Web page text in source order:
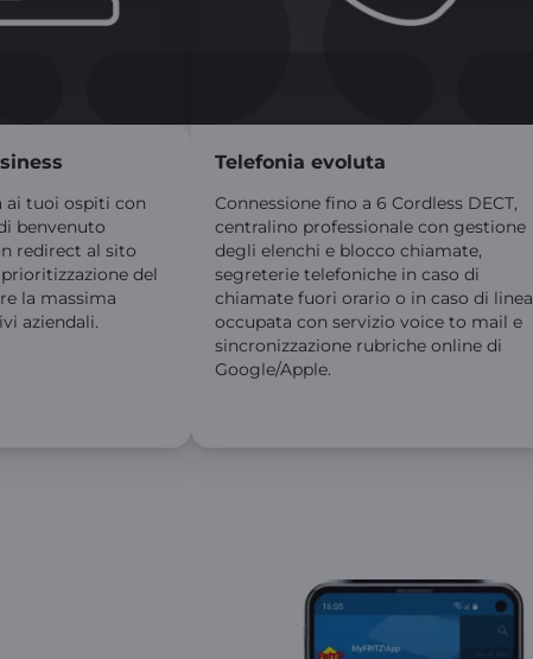
ai tuoi ospiti con
benvenuto
redirect al sito
del
la massima
aziendali.
Telefonia evoluta
Connessione fino a 6 Cordless DECT,
centralino professionale con gestione
degli elenchi e blocco chiamate,
segreterie telefoniche in caso di
chiamate fuori orario o in caso di linea
occupata con servizio voice to mail e
sincronizzazione rubriche online di
Google/Apple.